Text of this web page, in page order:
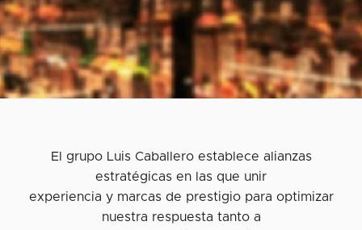
El grupo Luis Caballero establece alianzas
estratégicas en las que unir
experiencia y marcas de prestigio para optimizar
nuestra respuesta tanto a